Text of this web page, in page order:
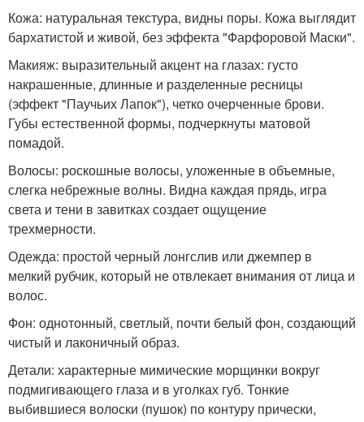
Кожа: натуральная текстура, видны поры. Кожа выглядит
бархатистой и живой, без эффекта "Фарфоровой Маски".
Макияж: выразительный акцент на глазах: густо
накрашенные, длинные и разделенные ресницы
(эффект "Паучьих Лапок"), четко очерченные брови.
Губы естественной формы, подчеркнуты матовой
помадой.
Волосы: роскошные волосы, уложенные в объемные,
слегка небрежные волны. Видна каждая прядь, игра
света и тени в завитках создает ощущение
трехмерности.
Одежда: простой черный лонгслив или джемпер в
мелкий рубчик, который не отвлекает внимания от лица и
волос.
Фон: однотонный, светлый, почти белый фон, создающий
чистый и лаконичный образ.
Детали: характерные мимические морщинки вокруг
подмигивающего глаза и в уголках губ. Тонкие
выбившиеся волоски (пушок) по контуру прически,